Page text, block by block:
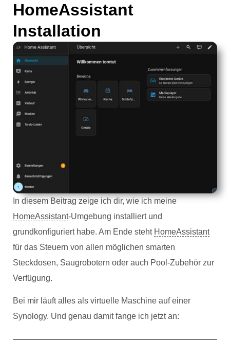
HomeAssistant
Installation
In diesem Beitrag zeige ich dir, wie ich meine
HomeAssistant-Umgebung installiert und
grundkonfiguriert habe. Am Ende steht HomeAssistant
für das Steuern von allen möglichen smarten
Steckdosen, Saugrobotern oder auch Pool-Zubehör zur
Verfügung.
Bei mir läuft alles als virtuelle Maschine auf einer
Synology. Und genau damit fange ich jetzt an: